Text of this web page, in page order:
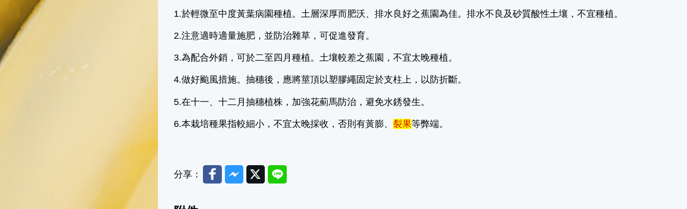
1.於輕微至中度黃葉病園種植。土層深厚而肥沃、排水良好之蕉園為佳。排水不良及砂質酸性土壤，不宜種植。
2.注意適時適量施肥，並防治雜草，可促進發育。
3.為配合外銷，可於二至四月種植。土壤較差之蕉園，不宜太晚種植。
4.做好颱風措施。抽穗後，應將莖頂以塑膠繩固定於支柱上，以防折斷。
5.在十一、十二月抽穗植株，加強花薊馬防治，避免水銹發生。
6.本栽培種果指較細小，不宜太晚採收，否則有黃膨、 裂果等弊端。
分享： FacebookMessenger
TwitterLine